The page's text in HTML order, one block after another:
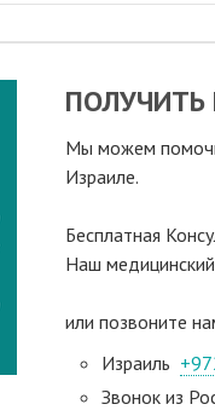
Мы можем помочь
Израиле.
Бесплатная
Наш
или позвоните
Израиль
Звонок из